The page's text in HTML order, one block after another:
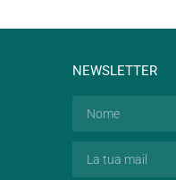
NEWSLETTER